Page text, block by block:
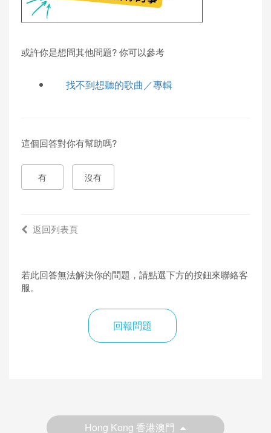
或許你是想問其他問題? 你可以參考
找不到想聽的歌曲／專輯
這個回答對你有幫助嗎?
有 沒有
返回列表頁
若此回答無法解決你的問題，請點選下方的按鈕來聯絡客
服。
回報問題
Hong Kong 香港澳門